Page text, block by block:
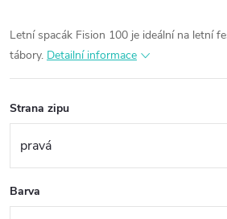
Letní spacák Fision 100 je ideální na letní
tábory. Detailní informace
Strana zipu
Barva